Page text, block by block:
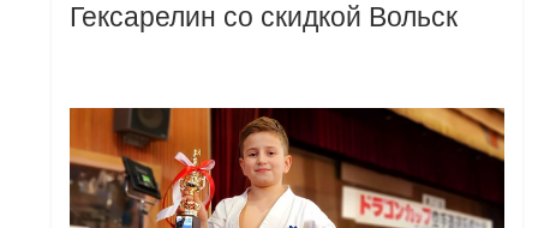
Гексарелин со скидкой Вольск